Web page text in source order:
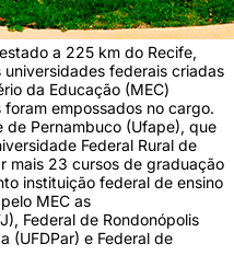
a 225 km do Recife,
federais criadas
da Educação (MEC)
empossados no cargo.
de Pernambuco (Ufape), que
Federal Rural de
mais 23 cursos de graduação
instituição federal de ensino
MEC as
Federal de Rondonópolis
(UFDPar) e Federal de